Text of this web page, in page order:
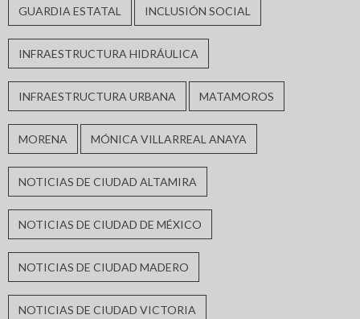
GUARDIA ESTATAL INCLUSIÓN SOCIAL
INFRAESTRUCTURA HIDRÁULICA
INFRAESTRUCTURA URBANA MATAMOROS
MORENA MÓNICA VILLARREAL ANAYA
NOTICIAS DE CIUDAD ALTAMIRA
NOTICIAS DE CIUDAD DE MÉXICO
NOTICIAS DE CIUDAD MADERO
NOTICIAS DE CIUDAD VICTORIA